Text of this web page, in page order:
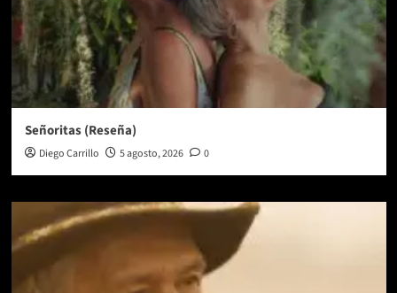
Señoritas (Reseña)
Diego Carrillo 5 agosto, 2026 0